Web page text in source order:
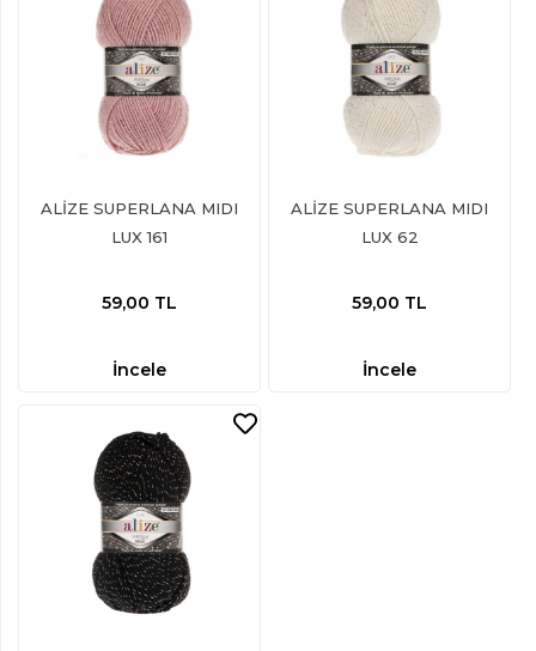
ALİZE SUPERLANA MIDI
LUX 161
59,00 TL
İncele
ALİZE SUPERLANA MIDI
LUX 62
59,00 TL
İncele